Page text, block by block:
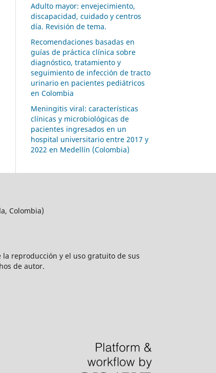
Adulto mayor: envejecimiento,
discapacidad, cuidado y centros
día. Revisión de tema.
Recomendaciones basadas en
guías de práctica clínica sobre
diagnóstico, tratamiento y
seguimiento de infección de tracto
urinario en pacientes pediátricos
en Colombia
Meningitis viral: características
clínicas y microbiológicas de
pacientes ingresados en un
hospital universitario entre 2017 y
2022 en Medellín (Colombia)
Colombia)
la reproducción y el uso gratuito de sus
de autor.